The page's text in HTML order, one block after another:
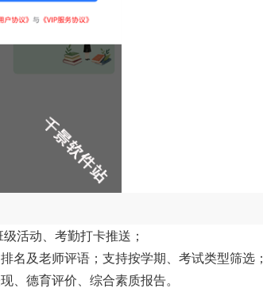
活动、考勤打卡推送；
名及老师评语；支持按学期、考试类型筛选；
、德育评价、综合素质报告。